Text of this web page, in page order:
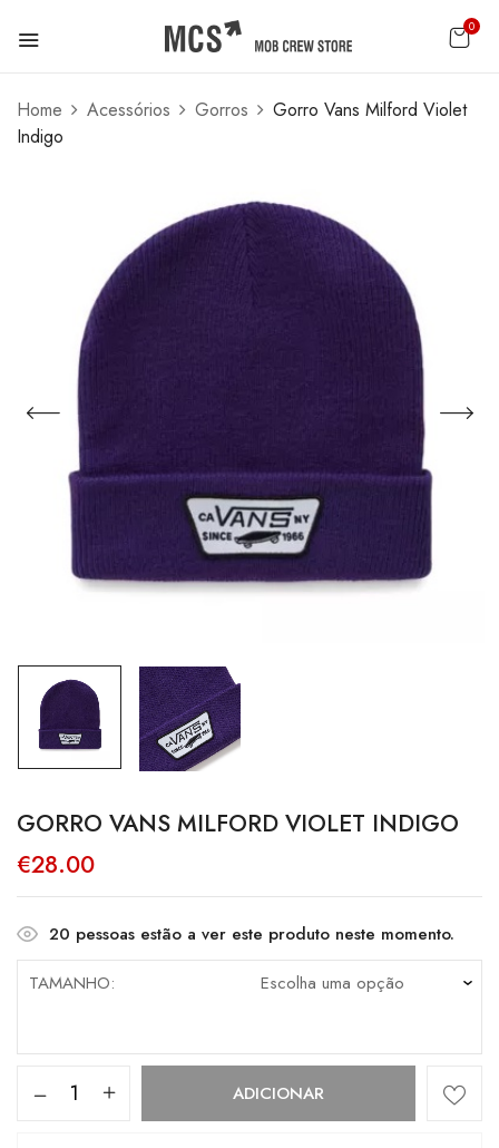
0
Home Acessórios Gorros
Gorro Vans Milford Violet
Indigo
GORRO VANS MILFORD VIOLET INDIGO
€28.00
20 pessoas estão a ver este produto neste momento.
TAMANHO
Quantidade
ADICIONAR